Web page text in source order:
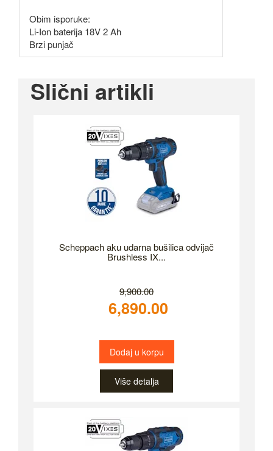
Obim isporuke:
Li-Ion baterija 18V 2 Ah
Brzi punjač
Slični artikli
Scheppach aku udarna bušilica odvijač
Brushless IX...
9,900.00
6,890.00
Dodaj u korpu
Više detalja